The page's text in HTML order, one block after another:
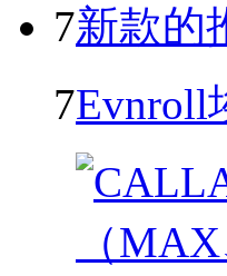
7
7Evnroll